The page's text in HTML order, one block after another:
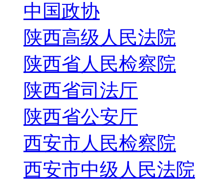
中国政协
陕西高级人民法院
陕西省人民检察院
陕西省司法厅
陕西省公安厅
西安市人民检察院
西安市中级人民法院